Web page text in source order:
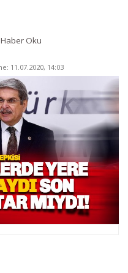
Oku
11.07.2020, 14:03